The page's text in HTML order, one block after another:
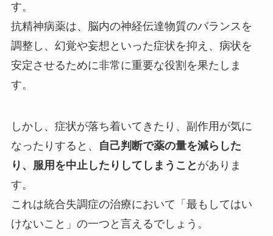
す。
抗精神病薬は、脳内の神経伝達物質のバランスを
調整し、幻覚や妄想といった症状を抑え、病状を
安定させるために非常に重要な役割を果たしま
す。
しかし、症状が落ち着いてきたり、副作用が気に
なったりすると、
自己判断で薬の量を減らした
り、服用を中止したりしてしまうこと がありま
す。
これは統合失調症の治療において「最もしてはい
けないこと」の一つと言えるでしょう。